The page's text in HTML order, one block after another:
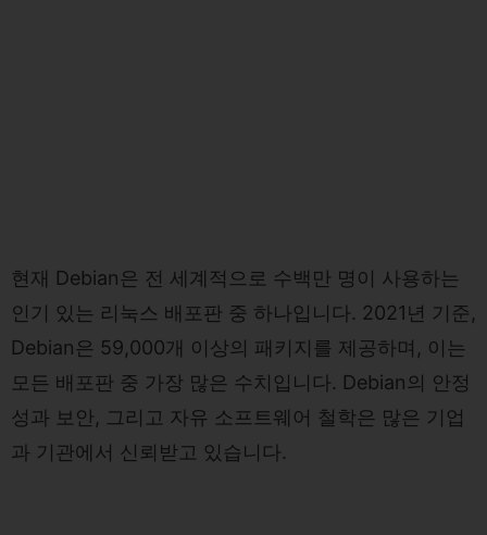
현재 Debian은 전 세계적으로 수백만 명이 사용하는
인기 있는 리눅스 배포판 중 하나입니다. 2021년 기준,
Debian은 59,000개 이상의 패키지를 제공하며, 이는
모든 배포판 중 가장 많은 수치입니다. Debian의 안정
성과 보안, 그리고 자유 소프트웨어 철학은 많은 기업
과 기관에서 신뢰받고 있습니다.